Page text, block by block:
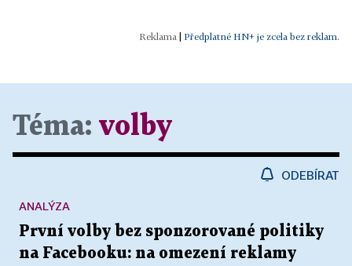
| Předplatné HN+ je zcela bez reklam.
Téma: volby
ODEBÍRAT
První volby bez sponzorované politiky
na Facebooku: na omezení reklamy
ANALÝZA